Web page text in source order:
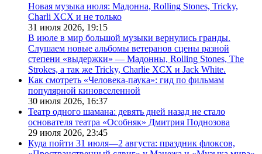
Новая музыка июля: Мадонна, Rolling Stones, Tricky,
Charli XCX и не только
31 июля 2026, 19:15
В июле в мир большой музыки вернулись гранды.
Слушаем новые альбомы ветеранов сцены разной
степени «выдержки» — Мадонны, Rolling Stones, The
Strokes, а так же Tricky, Charlie XCX и Jack White.
Как смотреть «Человека-паука»: гид по фильмам
популярной киновселенной
30 июля 2026, 16:37
Театр одного шамана: девять дней назад не стало
основателя театра «Особняк» Дмитрия Поднозова
29 июля 2026, 23:45
Куда пойти 31 июля—2 августа: праздник флоксов,